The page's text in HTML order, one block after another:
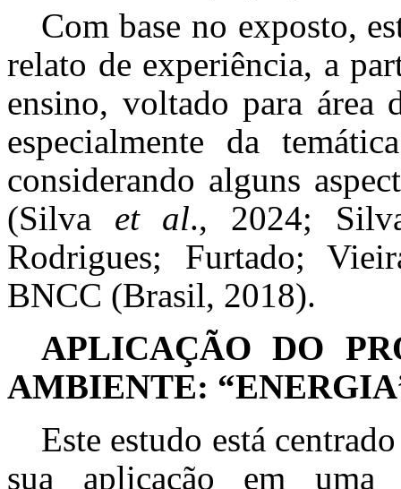
Com base no exposto,
relato de experiência, a
ensino, voltado para área
especialmente da
considerando alguns
(Silva et al., 2024;
Rodrigues; Furtado;
BNCC (Brasil, 2018).
APLICAÇÃO DO
AMBIENTE:
Este estudo está
sua aplicação em uma